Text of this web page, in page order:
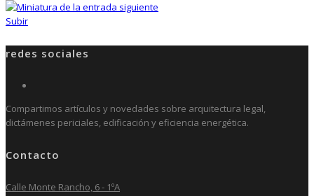
Subir
redes sociales
Compartimos artículos y novedades sobre arquitectura legal,
dictámenes periciales, edificación y eficiencia energética.
Contacto
Calle Monte Rancho, 6 - 1ºA